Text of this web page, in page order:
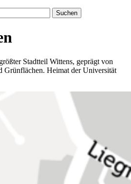
Stadtteil Wittens, geprägt von
Grünflächen. Heimat der Universität